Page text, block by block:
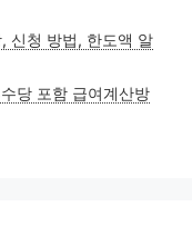
신청 방법, 한도액 알
당 포함 급여계산방